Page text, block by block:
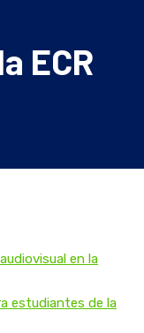
ECR
en la
estudiantes de la